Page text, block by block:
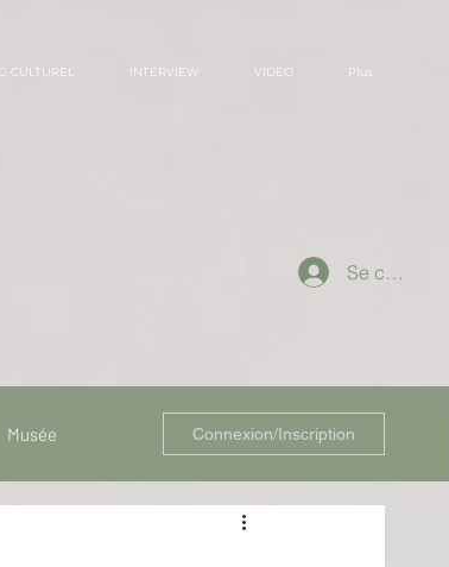
CULTUREL INTERVIEW VIDEO Plus
Se connecter
Musée Connexion/Inscription